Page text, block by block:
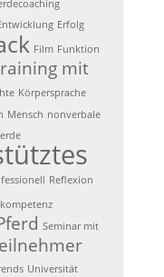
Erfolg
Film Funktion
mit
Körpersprache
Mensch nonverbale
Reflexion
Seminar mit
Universität